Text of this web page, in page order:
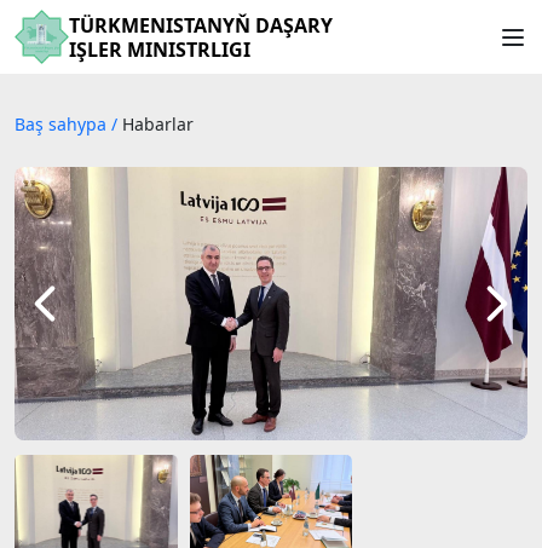
TÜRKMENISTANYŇ DAŞARY
IŞLER MINISTRLIGI
Baş sahypa / Habarlar